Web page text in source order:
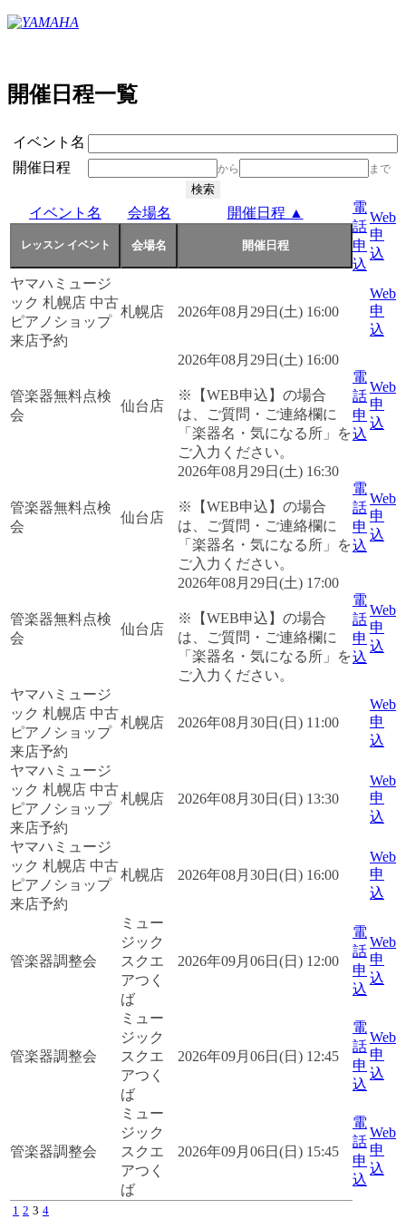
開催日程一覧
イベント名
開催日程
から まで
イベント名 会場名 開催日程 ▲
電
話
申
込
Web
申
込
ヤマハミュージ
ック 札幌店 中古
ピアノショップ
来店予約
札幌店 2026年08月29日(土) 16:00
Web
申
込
管楽器無料点検
会
仙台店
2026年08月29日(土) 16:00
※【WEB申込】の場合
は、ご質問・ご連絡欄に
「楽器名・気になる所」を
ご入力ください。
電
話
申
込
Web
申
込
管楽器無料点検
会
仙台店
2026年08月29日(土) 16:30
※【WEB申込】の場合
は、ご質問・ご連絡欄に
「楽器名・気になる所」を
ご入力ください。
電
話
申
込
Web
申
込
管楽器無料点検
会
仙台店
2026年08月29日(土) 17:00
※【WEB申込】の場合
は、ご質問・ご連絡欄に
「楽器名・気になる所」を
ご入力ください。
電
話
申
込
Web
申
込
ヤマハミュージ
ック 札幌店 中古
ピアノショップ
来店予約
札幌店 2026年08月30日(日) 11:00
Web
申
込
ヤマハミュージ
ック 札幌店 中古
ピアノショップ
来店予約
札幌店 2026年08月30日(日) 13:30
Web
申
込
ヤマハミュージ
ック 札幌店 中古
ピアノショップ
来店予約
札幌店 2026年08月30日(日) 16:00
Web
申
込
管楽器調整会
ミュー
ジック
スクエ
アつく
ば
2026年09月06日(日) 12:00
電
話
申
込
Web
申
込
管楽器調整会
ミュー
ジック
スクエ
アつく
ば
2026年09月06日(日) 12:45
電
話
申
込
Web
申
込
管楽器調整会
ミュー
ジック
スクエ
アつく
ば
2026年09月06日(日) 15:45
電
話
申
込
Web
申
込
1 2 3 4